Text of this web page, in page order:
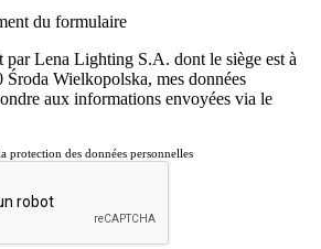
du formulaire
par Lena Lighting S.A. dont le siège est à
Wielkopolska, mes données
aux informations envoyées via le
protection des données personnelles